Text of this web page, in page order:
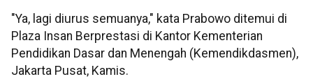
"Ya, lagi diurus semuanya," kata Prabowo ditemui di
Plaza Insan Berprestasi di Kantor Kementerian
Pendidikan Dasar dan Menengah (Kemendikdasmen),
Jakarta Pusat, Kamis.